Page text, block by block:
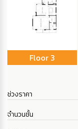
Floor 3
ช่วงราคา
จำนวนชั้น